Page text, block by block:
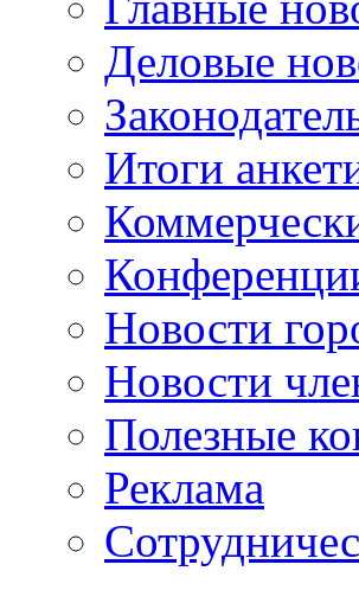
Деловые
Итоги
Новости
Новости
Полезные
Реклама